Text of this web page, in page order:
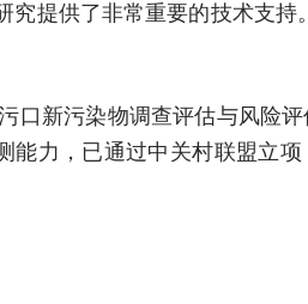
提供了非常重要的技术支持
口新污染物调查评估与风险
能力，已通过中关村联盟立